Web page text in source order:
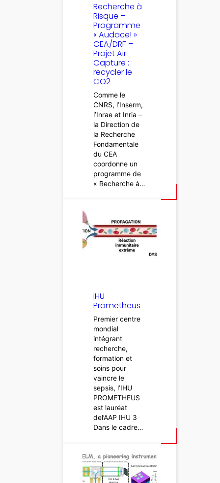
Recherche à
Risque –
Programme
« Audace! »
CEA/DRF –
Projet Air
Capture :
recycler le
CO2
Comme le
CNRS, l’Inserm,
l’Inrae et Inria –
la Direction de
la Recherche
Fondamentale
du CEA
coordonne un
programme de
« Recherche à…
IHU
Prometheus
Premier centre
mondial
intégrant
recherche,
formation et
soins pour
vaincre le
sepsis, l’IHU
PROMETHEUS
est lauréat
del’AAP IHU 3
Dans le cadre…